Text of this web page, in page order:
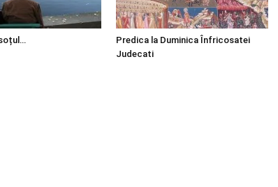
Predica la Duminica Înfricosatei
Judecati